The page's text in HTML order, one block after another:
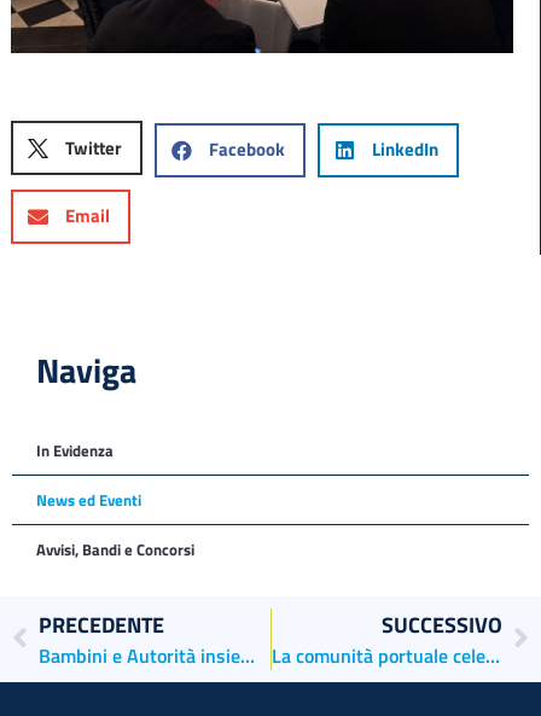
Twitter Facebook LinkedIn
Email
Naviga
In Evidenza
News ed Eventi
Avvisi, Bandi e Concorsi
PRECEDENTE
Bambini e Autorità insieme per la celebrazione del progetto “Un Mare e un Cielo di Pace” sostenuto dall’Autorità di Sistema Portuale
SUCCESSIVO
La comunità portuale celebra i caduti del mare e dei porti d’Italia